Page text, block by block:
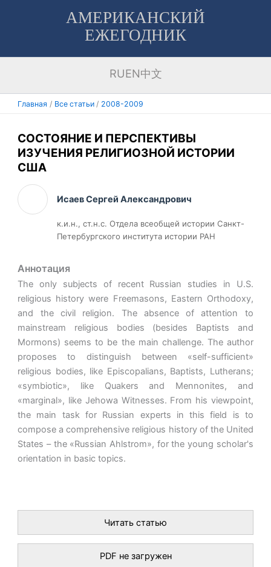
АМЕРИКАНСКИЙ
ЕЖЕГОДНИК
RUEN中文
Главная Все статьи 2008-2009
СОСТОЯНИЕ И ПЕРСПЕКТИВЫ
ИЗУЧЕНИЯ РЕЛИГИОЗНОЙ ИСТОРИИ
США
Исаев Сергей Александрович
к.и.н., ст.н.с. Отдела всеобщей истории Санкт-
Петербургского института истории РАН
Аннотация
The only subjects of recent Russian studies in U.S.
religious history were Freemasons, Eastern Orthodoxy,
and the civil religion. The absence of attention to
mainstream religious bodies (besides Baptists and
Mormons) seems to be the main challenge. The author
proposes to distinguish between «self-sufficient»
religious bodies, like Episcopalians, Baptists, Lutherans;
«symbiotic», like Quakers and Mennonites, and
«marginal», like Jehowa Witnesses. From his viewpoint,
the main task for Russian experts in this field is to
compose a comprehensive religious history of the United
States – the «Russian Ahlstrom», for the young scholar's
orientation in basic topics.
Читать статью
PDF не загружен